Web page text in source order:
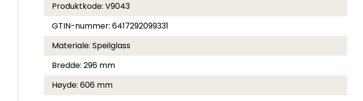
Produktkode: V9043
GTIN-nummer: 6417292099331
Materiale: Speilglass
Bredde: 296 mm
Høyde: 606 mm